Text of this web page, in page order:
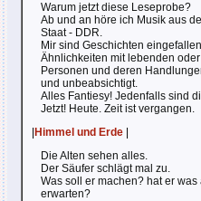
Warum jetzt diese Leseprobe?
Ab und an höre ich Musik aus
Staat - DDR.
Mir sind Geschichten
Ähnlichkeiten mit lebenden
Personen und deren
und unbeabsichtigt.
Alles Fantiesy! Jedenfalls sind
Jetzt! Heute. Zeit ist vergangen.
Himmel und Erde
Die Alten sehen alles.
Der Säufer schlägt mal zu.
Was soll er machen? hat er
erwarten?